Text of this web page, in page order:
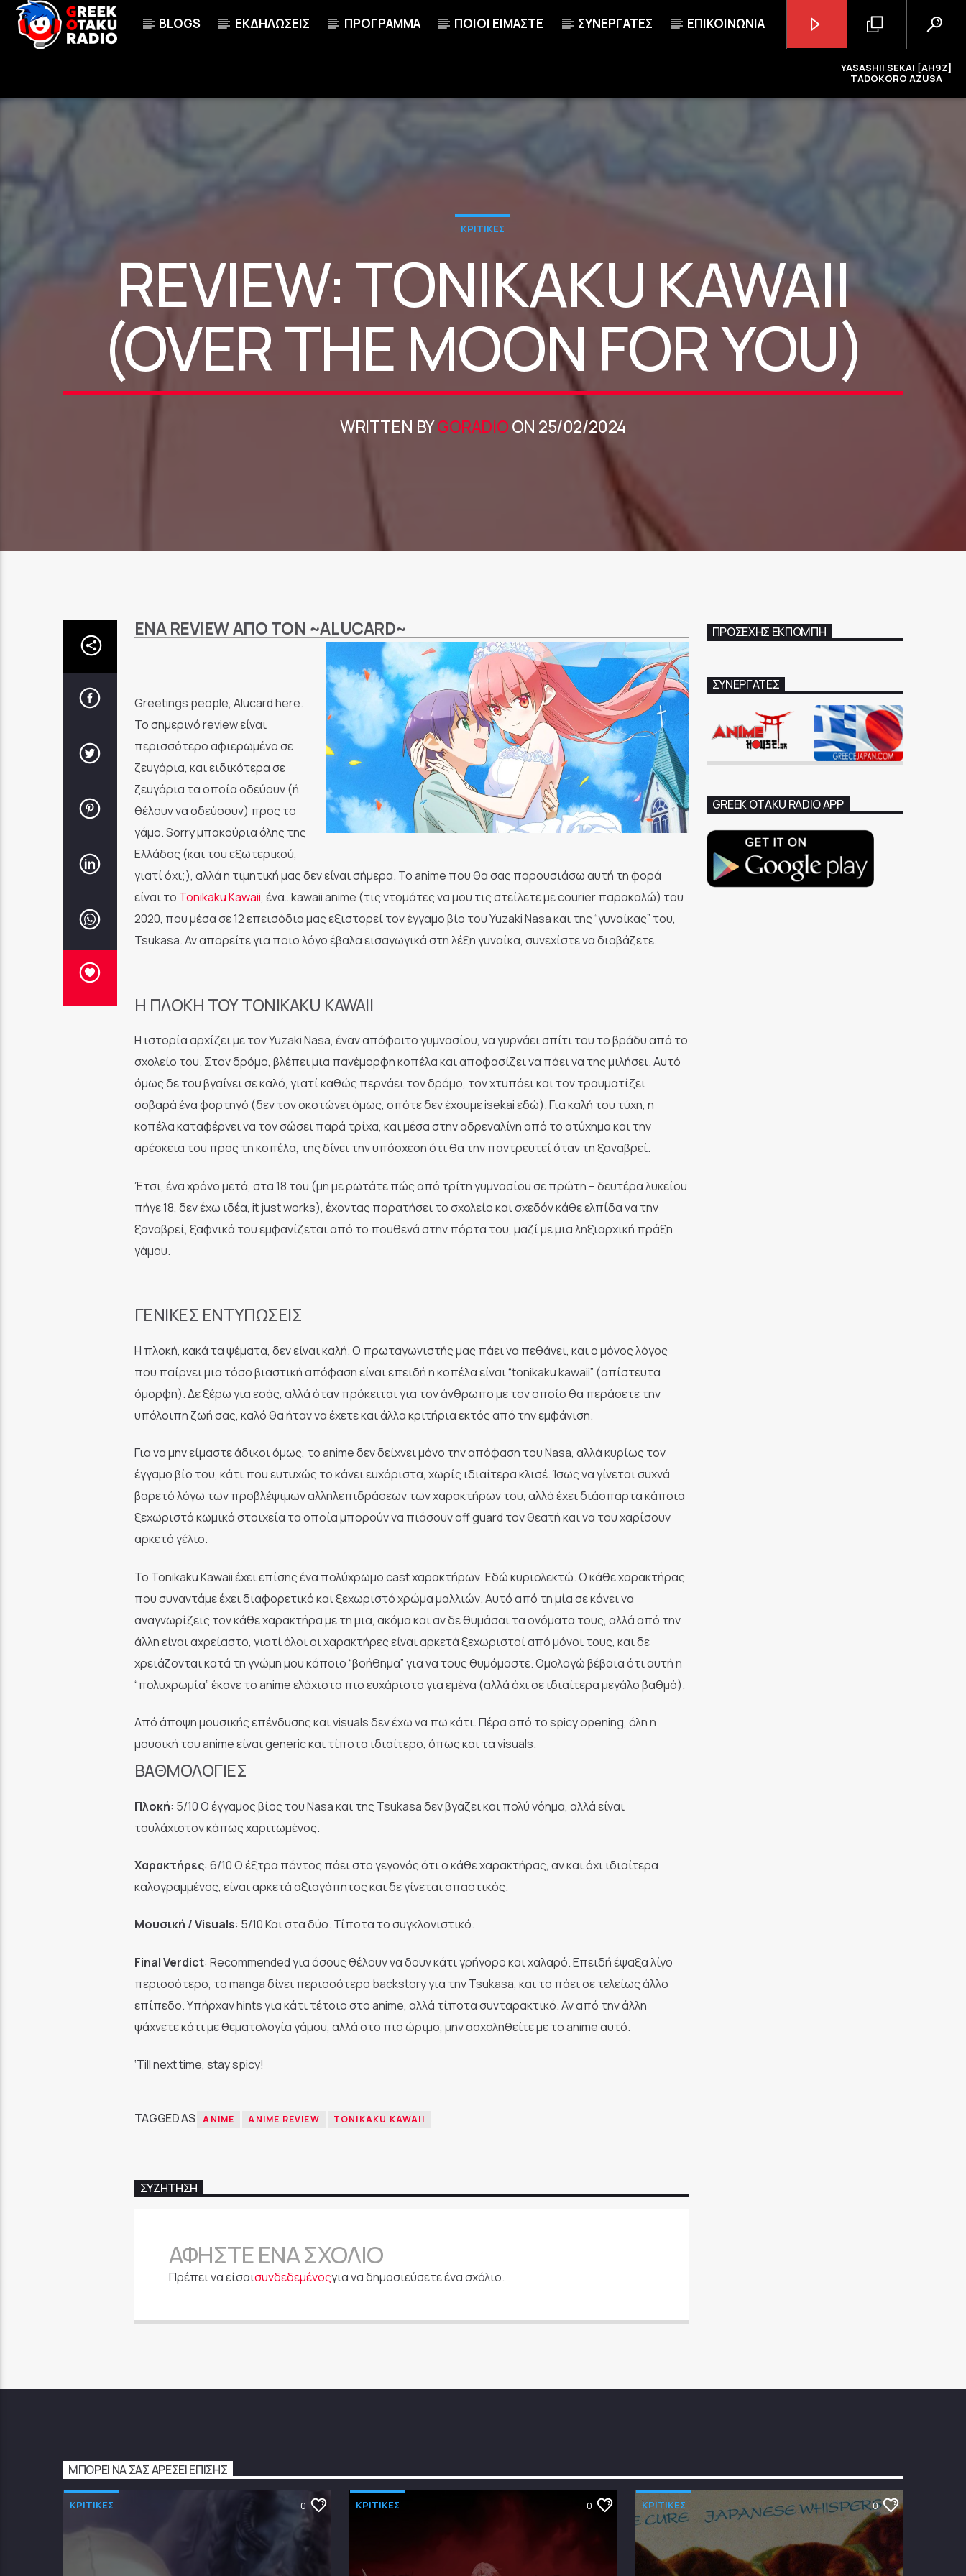
BLOGS ΕΚΔΗΛΩΣΕΙΣ ΠΡΟΓΡΑΜΜΑ ΠΟΙΟΙ ΕΙΜΑΣΤΕ ΣΥΝΕΡΓΑΤΕΣ ΕΠΙΚΟΙΝΩΝΙΑ
YASASHII SEKAI [AH9Z]
TADOKORO AZUSA
TADOKORO AZUSA
ΚΡΙΤΙΚΕΣ
REVIEW: TONIKAKU KAWAII
(OVER THE MOON FOR YOU)
WRITTEN BYGORADIOON 25/02/2024
ΈΝΑ REVIEW ΑΠΌ ΤΟΝ ~ALUCARD~
Greetings people, Alucard here.
Το σημερινό review είναι
περισσότερο αφιερωμένο σε
ζευγάρια, και ειδικότερα σε
ζευγάρια τα οποία οδεύουν (ή
θέλουν να οδεύσουν) προς το
γάμο. Sorry μπακούρια όλης της
Ελλάδας (και του εξωτερικού,
γιατί όχι;), αλλά η τιμητική μας δεν είναι σήμερα. Το anime που θα σας παρουσιάσω αυτή τη φορά
είναι το Tonikaku Kawaii, ένα…kawaii anime (τις ντομάτες να μου τις στείλετε με courier παρακαλώ) του
2020, που μέσα σε 12 επεισόδια μας εξιστορεί τον έγγαμο βίο του Yuzaki Nasa και της “γυναίκας” του,
Tsukasa. Αν απορείτε για ποιο λόγο έβαλα εισαγωγικά στη λέξη γυναίκα, συνεχίστε να διαβάζετε.
Η ΠΛΟΚΉ ΤΟΥ TONIKAKU KAWAII
Η ιστορία αρχίζει με τον Yuzaki Nasa, έναν απόφοιτο γυμνασίου, να γυρνάει σπίτι του το βράδυ από το
σχολείο του. Στον δρόμο, βλέπει μια πανέμορφη κοπέλα και αποφασίζει να πάει να της μιλήσει. Αυτό
όμως δε του βγαίνει σε καλό, γιατί καθώς περνάει τον δρόμο, τον χτυπάει και τον τραυματίζει
σοβαρά ένα φορτηγό (δεν τον σκοτώνει όμως, οπότε δεν έχουμε isekai εδώ). Για καλή του τύχη, η
κοπέλα καταφέρνει να τον σώσει παρά τρίχα, και μέσα στην αδρεναλίνη από το ατύχημα και την
αρέσκεια του προς τη κοπέλα, της δίνει την υπόσχεση ότι θα την παντρευτεί όταν τη ξαναβρεί.
Έτσι, ένα χρόνο μετά, στα 18 του (μη με ρωτάτε πώς από τρίτη γυμνασίου σε πρώτη – δευτέρα λυκείου
πήγε 18, δεν έχω ιδέα, it just works), έχοντας παρατήσει το σχολείο και σχεδόν κάθε ελπίδα να την
ξαναβρεί, ξαφνικά του εμφανίζεται από το πουθενά στην πόρτα του, μαζί με μια ληξιαρχική πράξη
γάμου.
ΓΕΝΙΚΈΣ ΕΝΤΥΠΏΣΕΙΣ
Η πλοκή, κακά τα ψέματα, δεν είναι καλή. Ο πρωταγωνιστής μας πάει να πεθάνει, και ο μόνος λόγος
που παίρνει μια τόσο βιαστική απόφαση είναι επειδή η κοπέλα είναι “tonikaku kawaii” (απίστευτα
όμορφη). Δε ξέρω για εσάς, αλλά όταν πρόκειται για τον άνθρωπο με τον οποίο θα περάσετε την
υπόλοιπη ζωή σας, καλό θα ήταν να έχετε και άλλα κριτήρια εκτός από την εμφάνιση.
Για να μην είμαστε άδικοι όμως, το anime δεν δείχνει μόνο την απόφαση του Nasa, αλλά κυρίως τον
έγγαμο βίο του, κάτι που ευτυχώς το κάνει ευχάριστα, χωρίς ιδιαίτερα κλισέ. Ίσως να γίνεται συχνά
βαρετό λόγω των προβλέψιμων αλληλεπιδράσεων των χαρακτήρων του, αλλά έχει διάσπαρτα κάποια
ξεχωριστά κωμικά στοιχεία τα οποία μπορούν να πιάσουν off guard τον θεατή και να του χαρίσουν
αρκετό γέλιο.
Το Tonikaku Kawaii έχει επίσης ένα πολύχρωμο cast χαρακτήρων. Εδώ κυριολεκτώ. Ο κάθε χαρακτήρας
που συναντάμε έχει διαφορετικό και ξεχωριστό χρώμα μαλλιών. Αυτό από τη μία σε κάνει να
αναγνωρίζεις τον κάθε χαρακτήρα με τη μια, ακόμα και αν δε θυμάσαι τα ονόματα τους, αλλά από την
άλλη είναι αχρείαστο, γιατί όλοι οι χαρακτήρες είναι αρκετά ξεχωριστοί από μόνοι τους, και δε
χρειάζονται κατά τη γνώμη μου κάποιο “βοήθημα” για να τους θυμόμαστε. Ομολογώ βέβαια ότι αυτή η
“πολυχρωμία” έκανε το anime ελάχιστα πιο ευχάριστο για εμένα (αλλά όχι σε ιδιαίτερα μεγάλο βαθμό).
Από άποψη μουσικής επένδυσης και visuals δεν έχω να πω κάτι. Πέρα από το spicy opening, όλη η
μουσική του anime είναι generic και τίποτα ιδιαίτερο, όπως και τα visuals.
ΒΑΘΜΟΛΟΓΊΕΣ
Πλοκή: 5/10 Ο έγγαμος βίος του Nasa και της Tsukasa δεν βγάζει και πολύ νόημα, αλλά είναι
τουλάχιστον κάπως χαριτωμένος.
Χαρακτήρες: 6/10 Ο έξτρα πόντος πάει στο γεγονός ότι ο κάθε χαρακτήρας, αν και όχι ιδιαίτερα
καλογραμμένος, είναι αρκετά αξιαγάπητος και δε γίνεται σπαστικός.
Μουσική / Visuals: 5/10 Και στα δύο. Τίποτα το συγκλονιστικό.
Final Verdict: Recommended για όσους θέλουν να δουν κάτι γρήγορο και χαλαρό. Επειδή έψαξα λίγο
περισσότερο, το manga δίνει περισσότερο backstory για την Tsukasa, και το πάει σε τελείως άλλο
επίπεδο. Υπήρχαν hints για κάτι τέτοιο στο anime, αλλά τίποτα συνταρακτικό. Αν από την άλλη
ψάχνετε κάτι με θεματολογία γάμου, αλλά στο πιο ώριμο, μην ασχοληθείτε με το anime αυτό.
‘Till next time, stay spicy!
TAGGED AS ANIME ANIME REVIEW TONIKAKU KAWAII
ΣΥΖΉΤΗΣΗ
ΑΦΉΣΤΕ ΈΝΑ ΣΧΌΛΙΟ
Πρέπει να είσαισυνδεδεμένοςγια να δημοσιεύσετε ένα σχόλιο.
ΠΡΟΣΕΧΉΣ ΕΚΠΟΜΠΉ
ΣΥΝΕΡΓΑΤΕΣ
GREEK OTAKU RADIO APP
ΜΠΟΡΕΊ ΝΑ ΣΑΣ ΑΡΈΣΕΙ ΕΠΊΣΗΣ
ΚΡΙΤΙΚΕΣ 0 ΚΡΙΤΙΚΕΣ 0 ΚΡΙΤΙΚΕΣ 0